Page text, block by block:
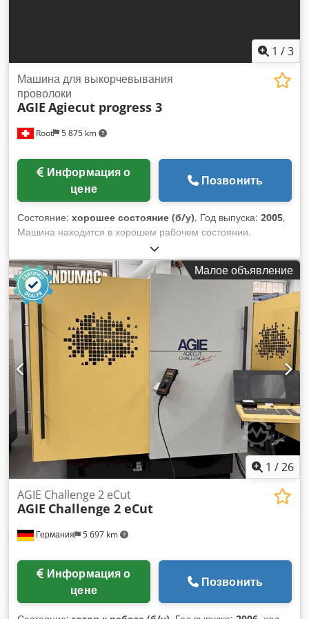
1 /3
Root 5 875 km
Машина для выкорчевывания
проволоки
AGIE Agiecut progress 3
цене
Позвонить
Состояние: хорошее состояние (б/у), Год выпуска: 2005,
Машина находится в хорошем рабочем состоянии.
Малое объявление
1 /26
Германия 5 697 km
AGIE Challenge 2 eCut
AGIE Challenge 2 eCut
цене
Позвонить